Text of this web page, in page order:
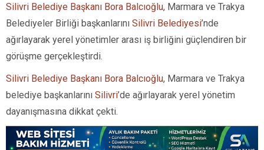
Silivri Belediye Başkanı Bora Balcıoğlu, Marmara ve Trakya
Belediyeler Birliği başkanlarını Silivri Belediyesi’nde
ağırlayarak yerel yönetimler arası iş birliğini güçlendiren bir
görüşme gerçekleştirdi.
Silivri Belediye Başkanı Bora Balcıoğlu, Marmara ve Trakya
belediye başkanlarını Silivri’de ağırlayarak yerel yönetim
dayanışmasına dikkat çekti.